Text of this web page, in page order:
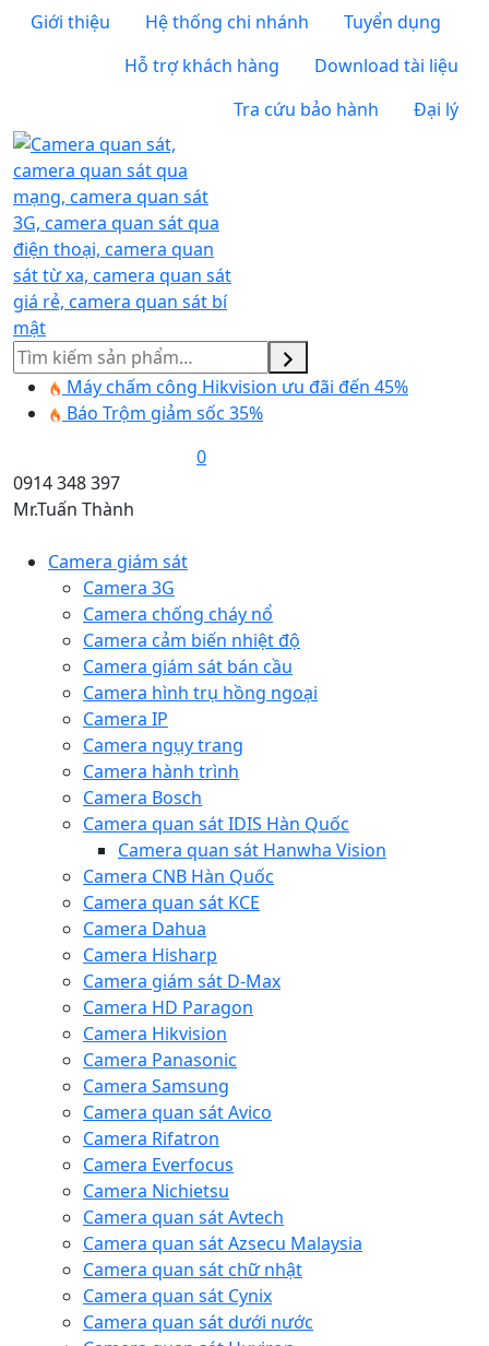
Giới thiệu Hệ thống chi nhánh
Tuyển dụng
Hỗ trợ khách hàng
Download tài liệu
Tra cứu bảo hành
Đại lý
Tìm
kiếm
Máy chấm công Hikvision ưu đãi đến 45%
Báo Trộm giảm sốc 35%
0
0914 348 397
Mr.Tuấn Thành
Camera giám sát
Camera 3G
Camera chống cháy nổ
Camera cảm biến nhiệt độ
Camera giám sát bán cầu
Camera hình trụ hồng ngoại
Camera IP
Camera ngụy trang
Camera hành trình
Camera Bosch
Camera quan sát IDIS Hàn Quốc
Camera quan sát Hanwha Vision
Camera CNB Hàn Quốc
Camera quan sát KCE
Camera Dahua
Camera Hisharp
Camera giám sát D-Max
Camera HD Paragon
Camera Hikvision
Camera Panasonic
Camera Samsung
Camera quan sát Avico
Camera Rifatron
Camera Everfocus
Camera Nichietsu
Camera quan sát Avtech
Camera quan sát Azsecu Malaysia
Camera quan sát chữ nhật
Camera quan sát Cynix
Camera quan sát dưới nước